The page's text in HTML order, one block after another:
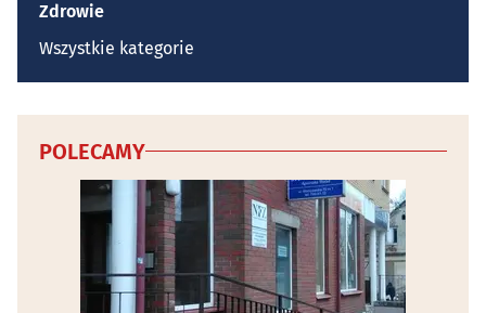
Zdrowie
Wszystkie kategorie
POLECAMY